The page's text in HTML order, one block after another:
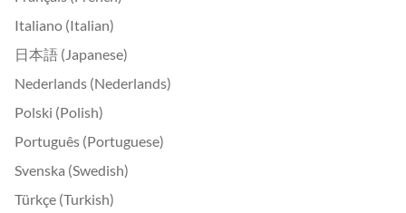
Italiano (Italian)
日本語 (Japanese)
Nederlands (Nederlands)
Polski (Polish)
Português (Portuguese)
Svenska (Swedish)
Türkçe (Turkish)